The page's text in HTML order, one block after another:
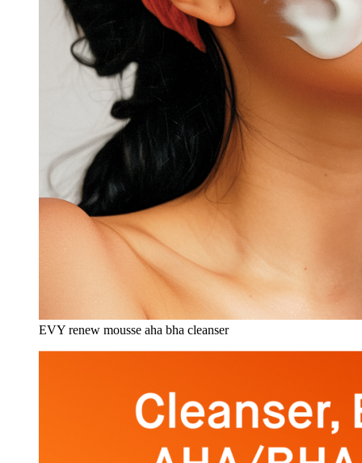
EVY renew mousse aha bha cleanser